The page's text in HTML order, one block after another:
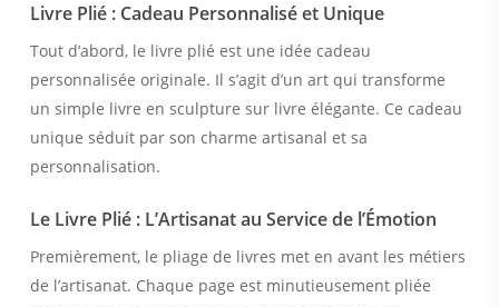
Livre Plié : Cadeau Personnalisé et Unique
Tout d’abord, le livre plié est une idée cadeau
personnalisée originale. Il s’agit d’un art qui transforme
un simple livre en sculpture sur livre élégante. Ce cadeau
unique séduit par son charme artisanal et sa
personnalisation.
Le Livre Plié : L’Artisanat au Service de l’Émotion
Premièrement, le pliage de livres met en avant les métiers
de l’artisanat. Chaque page est minutieusement pliée